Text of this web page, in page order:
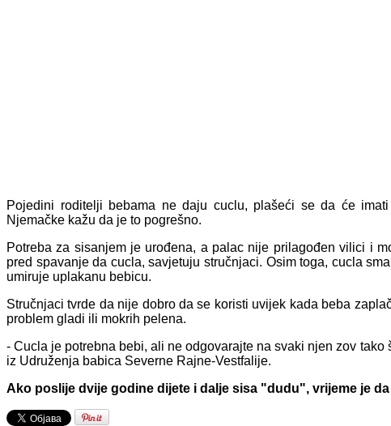
Pojedini roditelji bebama ne daju cuclu, plašeći se da će
Njemačke kažu da je to pogrešno.
Potreba za sisanjem je urođena, a palac nije prilagođen vilici i
pred spavanje da cucla, savjetuju stručnjaci. Osim toga, cucla
umiruje uplakanu bebicu.
Stručnjaci tvrde da nije dobro da se koristi uvijek kada beba
problem gladi ili mokrih pelena.
- Cucla je potrebna bebi, ali ne odgovarajte na svaki njen zov
iz Udruženja babica Severne Rajne-Vestfalije.
Ako poslije dvije godine dijete i dalje sisa "dudu", vrijeme je